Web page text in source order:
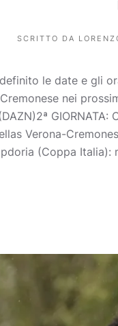
SCRITTO DA
le date e gli
nei
Verona-
(Coppa